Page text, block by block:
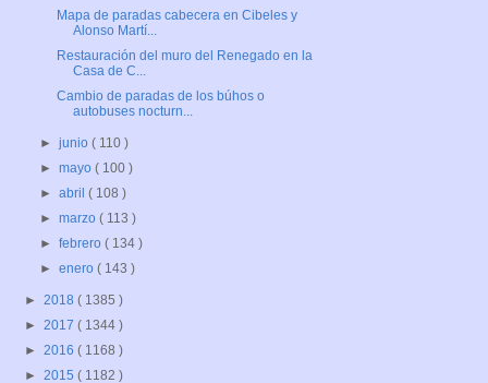
Mapa de paradas cabecera en Cibeles y
Alonso Martí...
Restauración del muro del Renegado en la
Casa de C...
Cambio de paradas de los búhos o
autobuses nocturn...
►junio( 110 )
►mayo( 100 )
►abril( 108 )
►marzo( 113 )
►febrero( 134 )
►enero( 143 )
► 2018 ( 1385 )
► 2017 ( 1344 )
► 2016 ( 1168 )
► 2015 ( 1182 )